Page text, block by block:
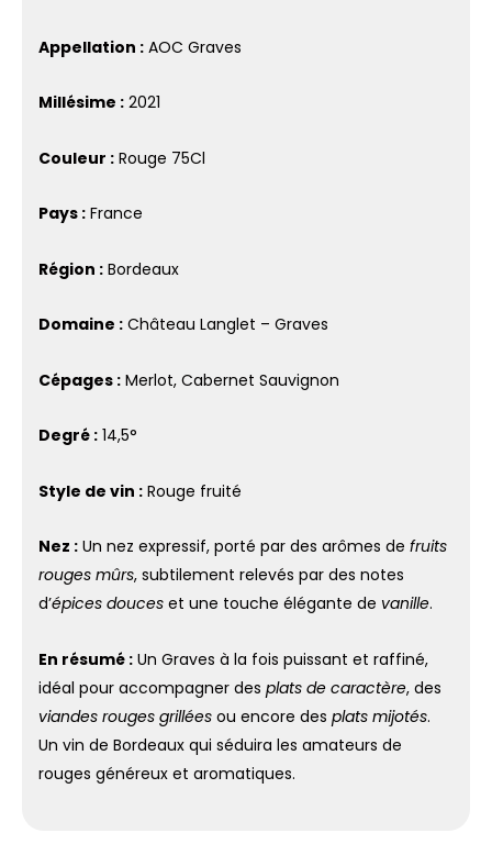
Appellation : AOC Graves
Millésime : 2021
Couleur : Rouge 75Cl
Pays : France
Région : Bordeaux
Domaine : Château Langlet – Graves
Cépages : Merlot, Cabernet Sauvignon
Degré : 14,5°
Style de vin : Rouge fruité
Nez : Un nez expressif, porté par des arômes de fruits
rouges mûrs, subtilement relevés par des notes
d’épices douces et une touche élégante de vanille.
En résumé : Un Graves à la fois puissant et raffiné,
idéal pour accompagner des plats de caractère, des
viandes rouges grillées ou encore des plats mijotés.
Un vin de Bordeaux qui séduira les amateurs de
rouges généreux et aromatiques.